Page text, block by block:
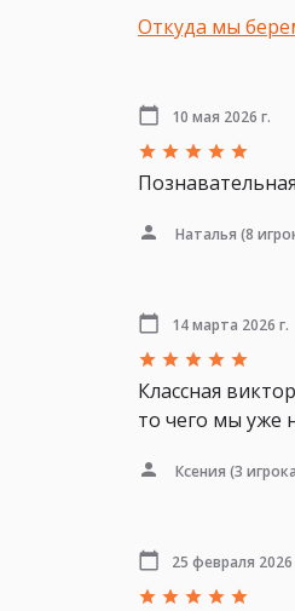
Откуда мы
10 мая 2026 г.
Наталья (8
14 марта 2026 г.
Классная
то чего мы уже
Ксения (3
25 февраля 2026